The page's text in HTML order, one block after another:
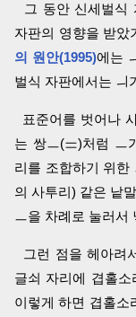
그 동안 신세벌식
자판의 영향을 받
의 원안(1995)에는
벌식 자판에서는 ㅢ
표준어를 벗어나
는 쌍ㅡ(ᆖ)처럼 ㅡ
리를 조합하기 위
의 사투리) 같은 낱
ㅡ을 차례로 눌러서
그런 점을 헤아려
글쇠 자리에 겹홀
이렇게 하면 겹홀소